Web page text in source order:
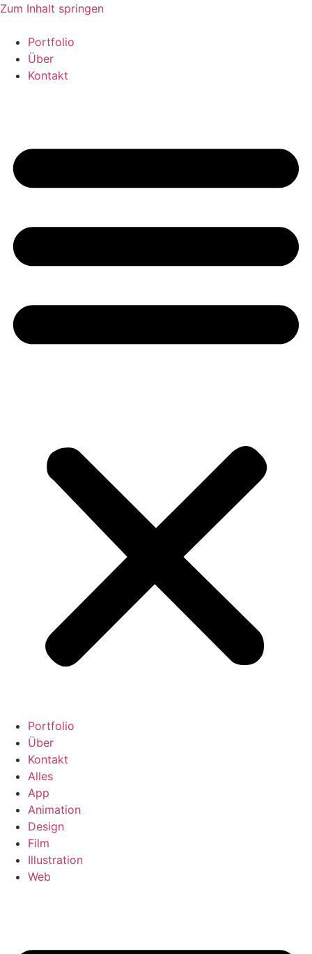
Zum Inhalt springen
Portfolio
Über
Kontakt
Portfolio
Über
Kontakt
Alles
App
Animation
Design
Film
Illustration
Web